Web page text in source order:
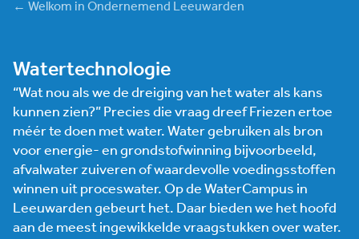
← Welkom in Ondernemend Leeuwarden
Watertechnologie
“Wat nou als we de dreiging van het water als kans
kunnen zien?” Precies die vraag dreef Friezen ertoe
méér te doen met water. Water gebruiken als bron
voor energie- en grondstofwinning bijvoorbeeld,
afvalwater zuiveren of waardevolle voedingsstoffen
winnen uit proceswater. Op de WaterCampus in
Leeuwarden gebeurt het. Daar bieden we het hoofd
aan de meest ingewikkelde vraagstukken over water.